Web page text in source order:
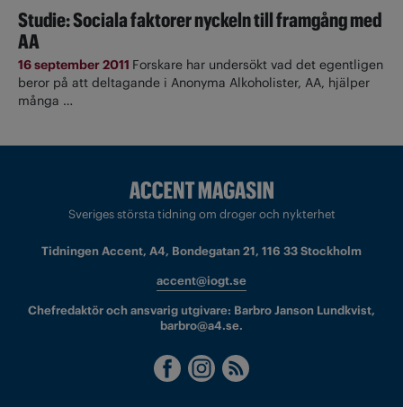
Studie: Sociala faktorer nyckeln till framgång med
AA
16 september 2011 Forskare har undersökt vad det egentligen
beror på att deltagande i Anonyma Alkoholister, AA, hjälper
många …
Sveriges största tidning om droger och nykterhet
Tidningen Accent, A4, Bondegatan 21, 116 33 Stockholm
accent@iogt.se
Chefredaktör och ansvarig utgivare: Barbro Janson Lundkvist,
barbro@a4.se.